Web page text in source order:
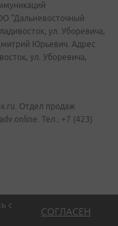
с
СОГЛАСЕН
"Дальневосточный
ул. Уборевича,
Юрьевич. Адрес
ул. Уборевича,
Отдел продаж
Тел.: +7 (423)